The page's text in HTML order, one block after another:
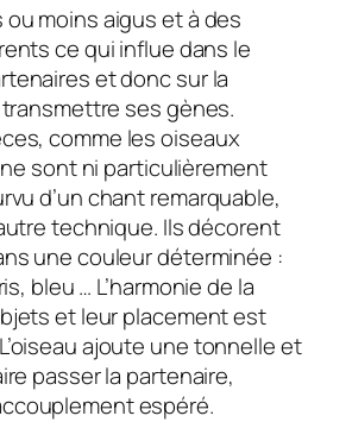
moins aigus et à des
ce qui influe dans le
et donc sur la
ses gènes.
comme les oiseaux
sont ni particulièrement
d’un chant remarquable,
technique. Ils décorent
une couleur déterminée :
bleu … L’harmonie de la
et leur placement est
ajoute une tonnelle et
passer la partenaire,
espéré.